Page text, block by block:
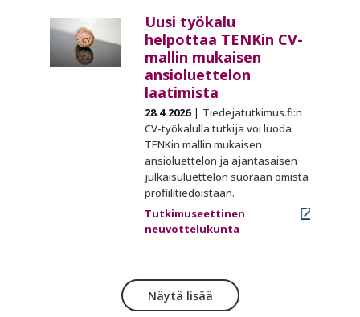
Uusi työkalu
helpottaa TENKin CV-
mallin mukaisen
ansioluettelon
laatimista
28.4.2026
Tiedejatutkimus.fi:n
CV-työkalulla tutkija voi luoda
TENKin mallin mukaisen
ansioluettelon ja ajantasaisen
julkaisuluettelon suoraan omista
profiilitiedoistaan.
Tutkimuseettinen
neuvottelukunta
Näytä lisää